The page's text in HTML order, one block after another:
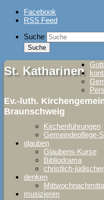
Skip
Facebook
RSS Feed
Suche
St. Katharinen
Ev.-luth.
Braunschweig
Kirchenführungen
Gemeindepflege-
glauben
Glaubens-Kurse
Bibliodrama
christlich-
denken
musizieren